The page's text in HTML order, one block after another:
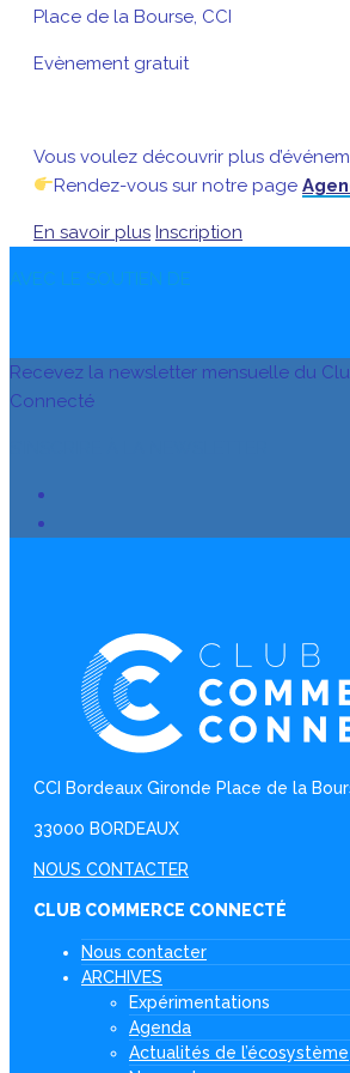
Place de la Bourse, CCI
Evènement gratuit
Vous voulez découvrir plus
Rendez-vous sur notre page
En savoir plus Inscription
AVEC LE SOUTIEN DE
Recevez la newsletter mensuelle du
Connecté
CCI Bordeaux Gironde Place de la
33000 BORDEAUX
NOUS CONTACTER
CLUB COMMERCE CONNECTÉ
Nous contacter
ARCHIVES
Expérimentations
Agenda
Actualités de l’écosystème